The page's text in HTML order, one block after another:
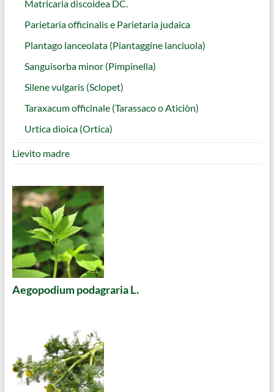
Matricaria discoidea DC.
Parietaria officinalis e Parietaria judaica
Plantago lanceolata (Piantaggine lanciuola)
Sanguisorba minor (Pimpinella)
Silene vulgaris (Sclopet)
Taraxacum officinale (Tarassaco o Aticiòn)
Urtica dioica (Ortica)
Lievito madre
Aegopodium podagraria L.